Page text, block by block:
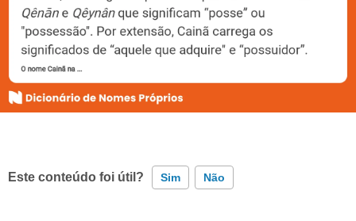
Este conteúdo foi útil? Sim Não